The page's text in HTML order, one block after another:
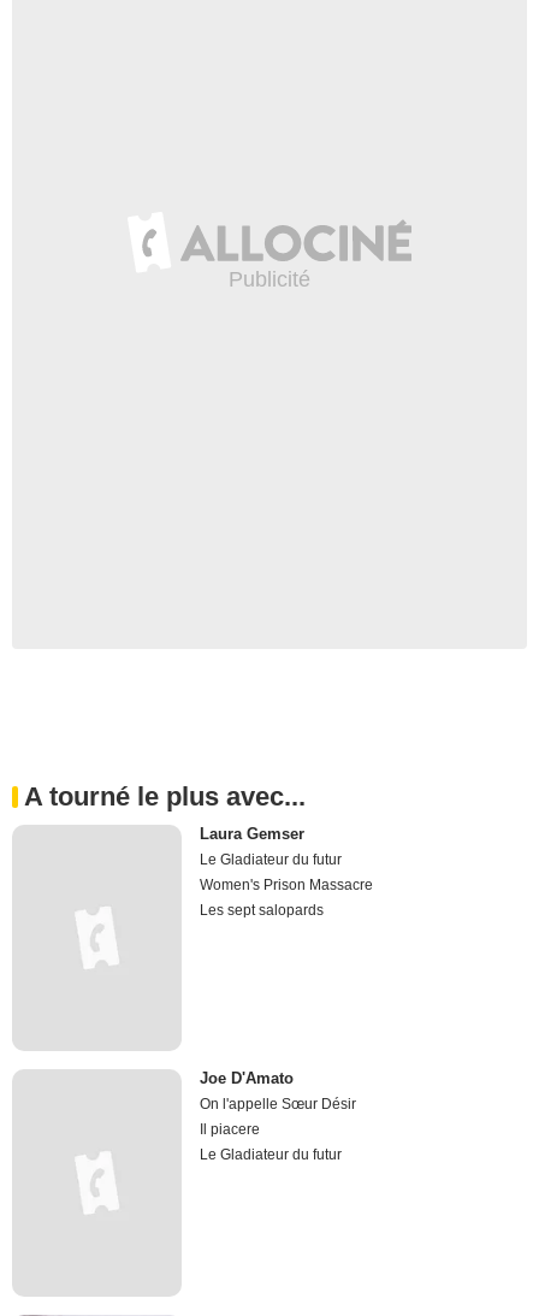
A tourné le plus avec...
Laura Gemser
Le Gladiateur du futur
Women's Prison Massacre
Les sept salopards
Joe D'Amato
On l'appelle Sœur Désir
Il piacere
Le Gladiateur du futur